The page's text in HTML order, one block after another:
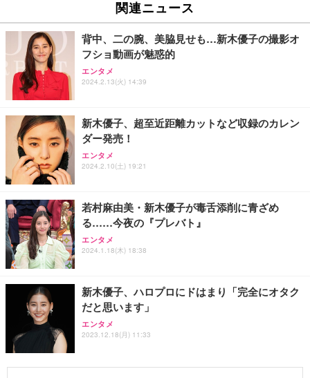
関連ニュース
背中、二の腕、美脇見せも…新木優子の撮影オ
フショ動画が魅惑的
エンタメ
2024.2.13(火) 14:39
新木優子、超至近距離カットなど収録のカレン
ダー発売！
エンタメ
2024.2.10(土) 19:21
若村麻由美・新木優子が毒舌添削に青ざめ
る……今夜の『プレバト』
エンタメ
2024.1.18(木) 18:38
新木優子、ハロプロにドはまり「完全にオタク
だと思います」
エンタメ
2023.12.18(月) 11:33